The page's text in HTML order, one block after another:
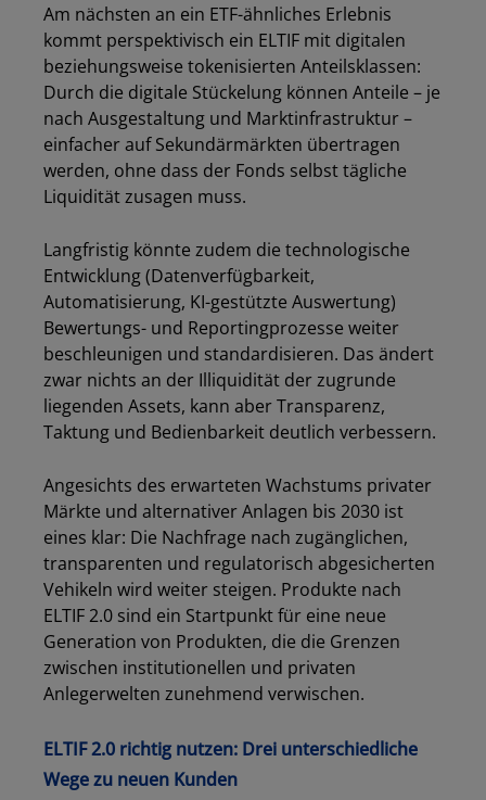
Am nächsten an ein ETF-ähnliches Erlebnis
kommt perspektivisch ein ELTIF mit digitalen
beziehungsweise tokenisierten Anteilsklassen:
Durch die digitale Stückelung können Anteile – je
nach Ausgestaltung und Marktinfrastruktur –
einfacher auf Sekundärmärkten übertragen
werden, ohne dass der Fonds selbst tägliche
Liquidität zusagen muss.
Langfristig könnte zudem die technologische
Entwicklung (Datenverfügbarkeit,
Automatisierung, KI-gestützte Auswertung)
Bewertungs- und Reportingprozesse weiter
beschleunigen und standardisieren. Das ändert
zwar nichts an der Illiquidität der zugrunde
liegenden Assets, kann aber Transparenz,
Taktung und Bedienbarkeit deutlich verbessern.
Angesichts des erwarteten Wachstums privater
Märkte und alternativer Anlagen bis 2030 ist
eines klar: Die Nachfrage nach zugänglichen,
transparenten und regulatorisch abgesicherten
Vehikeln wird weiter steigen. Produkte nach
ELTIF 2.0 sind ein Startpunkt für eine neue
Generation von Produkten, die die Grenzen
zwischen institutionellen und privaten
Anlegerwelten zunehmend verwischen.
ELTIF 2.0 richtig nutzen: Drei unterschiedliche
Wege zu neuen Kunden